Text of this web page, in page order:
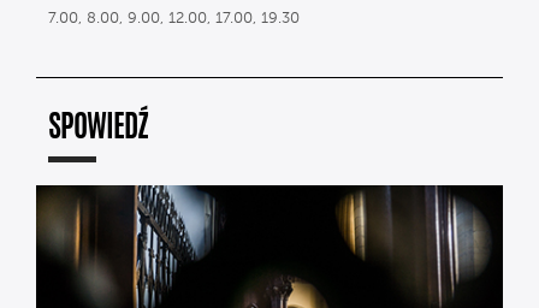
7.00, 8.00, 9.00, 12.00, 17.00, 19.30
SPOWIEDŹ